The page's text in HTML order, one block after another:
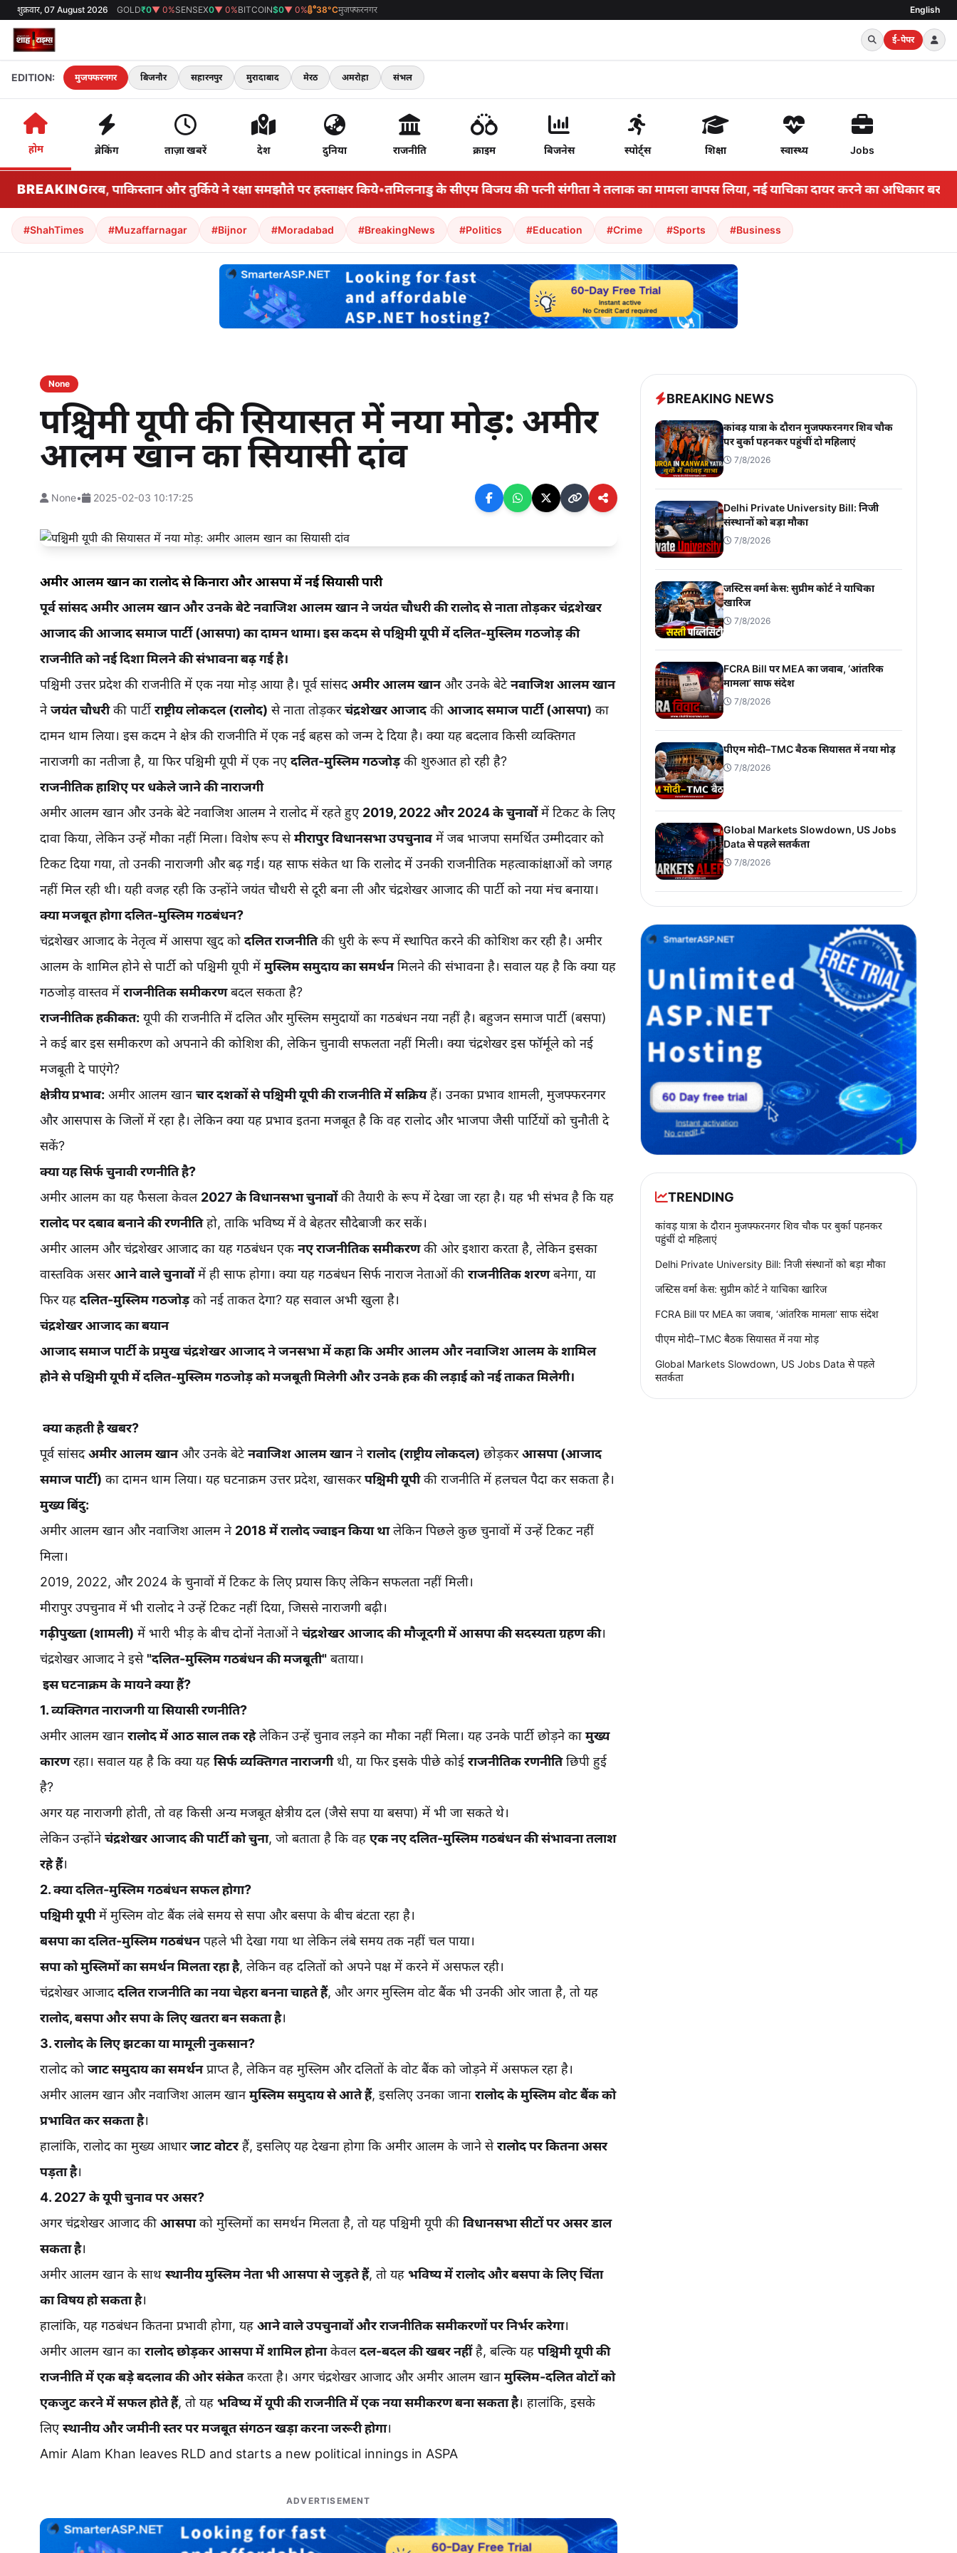
शुक्रवार, 07 August 2026 GOLD₹0▼ 0%SENSEX0▼ 0%BITCOIN$0▼ 0% 38°Cमुजफ्फरनगर English
ई-पेपर
EDITION: मुजफ्फरनगर बिजनौर सहारनपुर मुरादाबाद मेरठ अमरोहा संभल
होम ब्रेकिंग ताज़ा खबरें देश दुनिया राजनीति क्राइम बिजनेस स्पोर्ट्स शिक्षा स्वास्थ्य Jobs
BREAKING
सऊदी अरब, पाकिस्तान और तुर्किये ने रक्षा समझौते पर हस्ताक्षर किये•तमिलनाडु के सीएम विजय की पत्नी संगीता ने तलाक का मामला वापस लिया, नई याचिका दायर करने का अधिकार बरकरार
#ShahTimes #Muzaffarnagar #Bijnor #Moradabad #BreakingNews #Politics #Education #Crime #Sports #Business
None
पश्चिमी यूपी की सियासत में नया मोड़: अमीर
आलम खान का सियासी दांव
None• 2025-02-03 10:17:25
अमीर आलम खान का रालोद से किनारा और आसपा में नई सियासी पारी
पूर्व सांसद अमीर आलम खान और उनके बेटे नवाजिश आलम खान ने जयंत चौधरी की रालोद से नाता तोड़कर चंद्रशेखर
आजाद की आजाद समाज पार्टी (आसपा) का दामन थामा। इस कदम से पश्चिमी यूपी में दलित-मुस्लिम गठजोड़ की
राजनीति को नई दिशा मिलने की संभावना बढ़ गई है।
पश्चिमी उत्तर प्रदेश की राजनीति में एक नया मोड़ आया है। पूर्व सांसदअमीर आलम खानऔर उनके बेटेनवाजिश आलम खान
नेजयंत चौधरीकी पार्टी राष्ट्रीय लोकदल (रालोद) से नाता तोड़करचंद्रशेखर आजादकी आजाद समाज पार्टी (आसपा) का
दामन थाम लिया। इस कदम ने क्षेत्र की राजनीति में एक नई बहस को जन्म दे दिया है। क्या यह बदलाव किसी व्यक्तिगत
नाराजगी का नतीजा है, या फिर पश्चिमी यूपी में एक नएदलित-मुस्लिम गठजोड़की शुरुआत हो रही है?
राजनीतिक हाशिए पर धकेले जाने की नाराजगी
अमीर आलम खान और उनके बेटे नवाजिश आलम ने रालोद में रहते हुए 2019, 2022 और 2024 के चुनावोंमें टिकट के लिए
दावा किया, लेकिन उन्हें मौका नहीं मिला। विशेष रूप सेमीरापुर विधानसभा उपचुनावमें जब भाजपा समर्थित उम्मीदवार को
टिकट दिया गया, तो उनकी नाराजगी और बढ़ गई। यह साफ संकेत था कि रालोद में उनकी राजनीतिक महत्वाकांक्षाओं को जगह
नहीं मिल रही थी। यही वजह रही कि उन्होंने जयंत चौधरी से दूरी बना ली और चंद्रशेखर आजाद की पार्टी को नया मंच बनाया।
क्या मजबूत होगा दलित-मुस्लिम गठबंधन?
चंद्रशेखर आजाद के नेतृत्व में आसपा खुद को दलित राजनीतिकी धुरी के रूप में स्थापित करने की कोशिश कर रही है। अमीर
आलम के शामिल होने से पार्टी को पश्चिमी यूपी में मुस्लिम समुदाय का समर्थनमिलने की संभावना है। सवाल यह है कि क्या यह
गठजोड़ वास्तव में राजनीतिक समीकरणबदल सकता है?
राजनीतिक हकीकत: यूपी की राजनीति में दलित और मुस्लिम समुदायों का गठबंधन नया नहीं है। बहुजन समाज पार्टी (बसपा)
ने कई बार इस समीकरण को अपनाने की कोशिश की, लेकिन चुनावी सफलता नहीं मिली। क्या चंद्रशेखर इस फॉर्मूले को नई
मजबूती दे पाएंगे?
क्षेत्रीय प्रभाव: अमीर आलम खानचार दशकों से पश्चिमी यूपी की राजनीति में सक्रियहैं। उनका प्रभाव शामली, मुजफ्फरनगर
और आसपास के जिलों में रहा है। लेकिन क्या यह प्रभाव इतना मजबूत है कि वह रालोद और भाजपा जैसी पार्टियों को चुनौती दे
सकें?
क्या यह सिर्फ चुनावी रणनीति है?
अमीर आलम का यह फैसला केवल 2027 के विधानसभा चुनावोंकी तैयारी के रूप में देखा जा रहा है। यह भी संभव है कि यह
रालोद पर दबाव बनाने की रणनीतिहो, ताकि भविष्य में वे बेहतर सौदेबाजी कर सकें।
अमीर आलम और चंद्रशेखर आजाद का यह गठबंधन एक नए राजनीतिक समीकरणकी ओर इशारा करता है, लेकिन इसका
वास्तविक असरआने वाले चुनावोंमें ही साफ होगा। क्या यह गठबंधन सिर्फ नाराज नेताओं की राजनीतिक शरणबनेगा, या
फिर यह दलित-मुस्लिम गठजोड़को नई ताकत देगा? यह सवाल अभी खुला है।
चंद्रशेखर आजाद का बयान
आजाद समाज पार्टी के प्रमुख चंद्रशेखर आजाद ने जनसभा में कहा कि अमीर आलम और नवाजिश आलम के शामिल
होने से पश्चिमी यूपी में दलित-मुस्लिम गठजोड़ को मजबूती मिलेगी और उनके हक की लड़ाई को नई ताकत मिलेगी।
क्या कहती है खबर?
पूर्व सांसदअमीर आलम खानऔर उनके बेटेनवाजिश आलम खाननेरालोद (राष्ट्रीय लोकदल) छोड़करआसपा (आजाद
समाज पार्टी) का दामन थाम लिया। यह घटनाक्रम उत्तर प्रदेश, खासकरपश्चिमी यूपीकी राजनीति में हलचल पैदा कर सकता है।
मुख्य बिंदु:
अमीर आलम खान और नवाजिश आलम ने 2018 में रालोद ज्वाइन किया थालेकिन पिछले कुछ चुनावों में उन्हें टिकट नहीं
मिला।
2019, 2022, और 2024 के चुनावों में टिकट के लिए प्रयास किए लेकिन सफलता नहीं मिली।
मीरापुर उपचुनाव में भी रालोद ने उन्हें टिकट नहीं दिया, जिससे नाराजगी बढ़ी।
गढ़ीपुख्ता (शामली) में भारी भीड़ के बीच दोनों नेताओं नेचंद्रशेखर आजाद की मौजूदगी में आसपा की सदस्यता ग्रहण की।
चंद्रशेखर आजाद ने इसे"दलित-मुस्लिम गठबंधन की मजबूती" बताया।
इस घटनाक्रम के मायने क्या हैं?
1. व्यक्तिगत नाराजगी या सियासी रणनीति?
अमीर आलम खानरालोद में आठ साल तक रहेलेकिन उन्हें चुनाव लड़ने का मौका नहीं मिला। यह उनके पार्टी छोड़ने का मुख्य
कारणरहा। सवाल यह है कि क्या यह सिर्फ व्यक्तिगत नाराजगीथी, या फिर इसके पीछे कोई राजनीतिक रणनीतिछिपी हुई
है?
अगर यह नाराजगी होती, तो वह किसी अन्य मजबूत क्षेत्रीय दल (जैसे सपा या बसपा) में भी जा सकते थे।
लेकिन उन्होंनेचंद्रशेखर आजाद की पार्टी को चुना, जो बताता है कि वह एक नए दलित-मुस्लिम गठबंधन की संभावना तलाश
रहे हैं।
2. क्या दलित-मुस्लिम गठबंधन सफल होगा?
पश्चिमी यूपीमें मुस्लिम वोट बैंक लंबे समय से सपा और बसपा के बीच बंटता रहा है।
बसपा का दलित-मुस्लिम गठबंधनपहले भी देखा गया था लेकिन लंबे समय तक नहीं चल पाया।
सपा को मुस्लिमों का समर्थन मिलता रहा है, लेकिन वह दलितों को अपने पक्ष में करने में असफल रही।
चंद्रशेखर आजाददलित राजनीति का नया चेहरा बनना चाहते हैं, और अगर मुस्लिम वोट बैंक भी उनकी ओर जाता है, तो यह
रालोद, बसपा और सपा के लिए खतरा बन सकता है।
3. रालोद के लिए झटका या मामूली नुकसान?
रालोद को जाट समुदाय का समर्थनप्राप्त है, लेकिन वह मुस्लिम और दलितों के वोट बैंक को जोड़ने में असफल रहा है।
अमीर आलम खान और नवाजिश आलम खानमुस्लिम समुदाय से आते हैं, इसलिए उनका जाना रालोद के मुस्लिम वोट बैंक को
प्रभावित कर सकता है।
हालांकि, रालोद का मुख्य आधारजाट वोटरहैं, इसलिए यह देखना होगा कि अमीर आलम के जाने सेरालोद पर कितना असर
पड़ता है।
4. 2027 के यूपी चुनाव पर असर?
अगर चंद्रशेखर आजाद की आसपाको मुस्लिमों का समर्थन मिलता है, तो यह पश्चिमी यूपी की विधानसभा सीटों पर असर डाल
सकता है।
अमीर आलम खान के साथ स्थानीय मुस्लिम नेता भी आसपा से जुड़ते हैं, तो यह भविष्य में रालोद और बसपा के लिए चिंता
का विषय हो सकता है।
हालांकि, यह गठबंधन कितना प्रभावी होगा, यह आने वाले उपचुनावों और राजनीतिक समीकरणों पर निर्भर करेगा।
अमीर आलम खान का रालोद छोड़कर आसपा में शामिल होनाकेवलदल-बदल की खबर नहींहै, बल्कि यह पश्चिमी यूपी की
राजनीति में एक बड़े बदलाव की ओर संकेतकरता है। अगर चंद्रशेखर आजाद और अमीर आलम खानमुस्लिम-दलित वोटों को
एकजुट करने में सफल होते हैं, तो यह भविष्य में यूपी की राजनीति में एक नया समीकरण बना सकता है। हालांकि, इसके
लिएस्थानीय और जमीनी स्तर पर मजबूत संगठन खड़ा करना जरूरी होगा।
Amir Alam Khan leaves RLD and starts a new political innings in ASPA
ADVERTISEMENT
BREAKING NEWS
कांवड़ यात्रा के दौरान मुजफ्फरनगर शिव चौक
पर बुर्का पहनकर पहुंचीं दो महिलाएं
7/8/2026
Delhi Private University Bill: निजी
संस्थानों को बड़ा मौका
7/8/2026
जस्टिस वर्मा केस: सुप्रीम कोर्ट ने याचिका
खारिज
7/8/2026
FCRA Bill पर MEA का जवाब, ‘आंतरिक
मामला’ साफ संदेश
7/8/2026
पीएम मोदी–TMC बैठक सियासत में नया मोड़
7/8/2026
Global Markets Slowdown, US Jobs
Data से पहले सतर्कता
7/8/2026
TRENDING
कांवड़ यात्रा के दौरान मुजफ्फरनगर शिव चौक पर बुर्का पहनकर
पहुंचीं दो महिलाएं
Delhi Private University Bill: निजी संस्थानों को बड़ा मौका
जस्टिस वर्मा केस: सुप्रीम कोर्ट ने याचिका खारिज
FCRA Bill पर MEA का जवाब, ‘आंतरिक मामला’ साफ संदेश
पीएम मोदी–TMC बैठक सियासत में नया मोड़
Global Markets Slowdown, US Jobs Data से पहले
सतर्कता